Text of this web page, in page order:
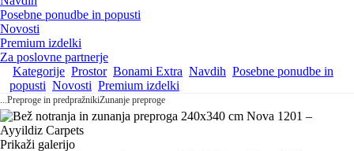
Posebne ponudbe in popusti
Novosti
Premium izdelki
Za poslovne partnerje
Kategorije Prostor Bonami Extra Navdih Posebne ponudbe in
popusti Novosti Premium izdelki
...Preproge in predpražnikiZunanje preproge
Prikaži galerijo